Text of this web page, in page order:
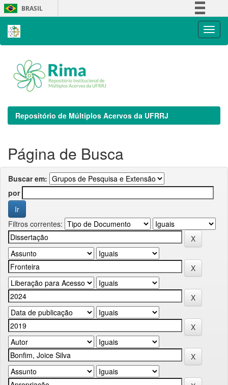
Skip
navigation
BRASIL
Repositório de Múltiplos Acervos da UFRRJ
Página de Busca
Buscar em:
por
Filtros correntes: